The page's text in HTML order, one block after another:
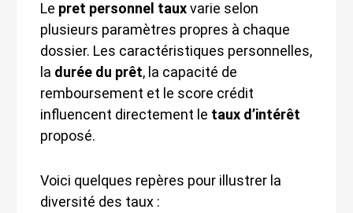
Le pret personnel tauxvarie selon
plusieurs paramètres propres à chaque
dossier. Les caractéristiques personnelles,
la durée du prêt, la capacité de
remboursement et le score crédit
influencent directement le taux d’intérêt
proposé.
Voici quelques repères pour illustrer la
diversité des taux :